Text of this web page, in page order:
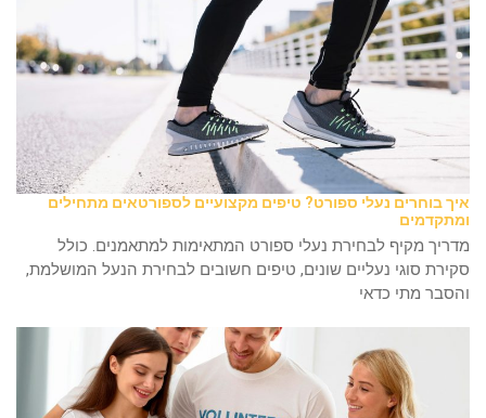
איך בוחרים נעלי ספורט? טיפים מקצועיים לספורטאים מתחילים
ומתקדמים
מדריך מקיף לבחירת נעלי ספורט המתאימות למתאמנים. כולל
סקירת סוגי נעליים שונים, טיפים חשובים לבחירת הנעל המושלמת,
והסבר מתי כדאי